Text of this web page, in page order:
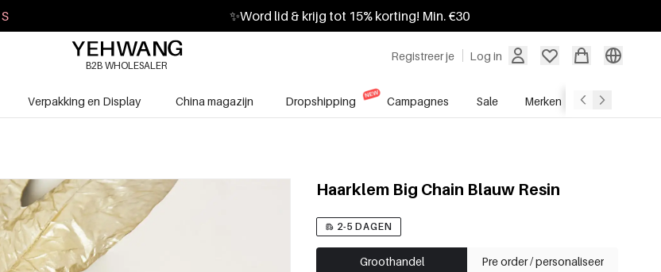
S ✨Word lid & krijg tot 15% korting! Min. €30
Registreer je Log in
B2B WHOLESALER
Verpakking en Display China magazijn Dropshipping Campagnes Sale Merken
Haarklem Big Chain Blauw Resin
2-5 DAGEN
Groothandel Pre order / personaliseer